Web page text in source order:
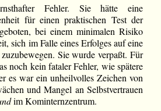
Fehler. Sie hätte eine
für einen praktischen Test der
bei einem minimalen Risiko
sich im Falle eines Erfolges auf eine
Sie wurde verpaßt. Für
noch kein fataler Fehler, wie spätere
es war ein unheilvolles Zeichen von
und Mangel an Selbstvertrauen
im Kominternzentrum.